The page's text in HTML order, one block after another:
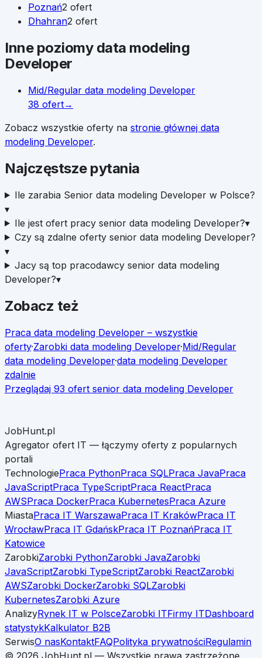
Poznań2 ofert
Dhahran2 ofert
Inne poziomy data modeling
Developer
Mid/Regular data modeling Developer
38 ofert→
Zobacz wszystkie oferty na stronie głównej data
modeling Developer.
Najczęstsze pytania
Ile zarabia Senior data modeling Developer w Polsce?
▾
Ile jest ofert pracy senior data modeling Developer?▾
Czy są zdalne oferty senior data modeling Developer?
▾
Jacy są top pracodawcy senior data modeling
Developer?▾
Zobacz też
Praca data modeling Developer – wszystkie
oferty·Zarobki data modeling Developer·Mid/Regular
data modeling Developer·data modeling Developer
zdalnie
Przeglądaj 93 ofert senior data modeling Developer
JobHunt.pl
Agregator ofert IT — łączymy oferty z popularnych
portali
TechnologiePraca PythonPraca SQLPraca JavaPraca
JavaScriptPraca TypeScriptPraca ReactPraca
AWSPraca DockerPraca KubernetesPraca Azure
MiastaPraca IT WarszawaPraca IT KrakówPraca IT
WrocławPraca IT GdańskPraca IT PoznańPraca IT
Katowice
ZarobkiZarobki PythonZarobki JavaZarobki
JavaScriptZarobki TypeScriptZarobki ReactZarobki
AWSZarobki DockerZarobki SQLZarobki
KubernetesZarobki Azure
AnalizyRynek IT w PolsceZarobki ITFirmy ITDashboard
statystykKalkulator B2B
SerwisO nasKontaktFAQPolityka prywatnościRegulamin
© 2026 JobHunt.pl — Wszystkie prawa zastrzeżone.